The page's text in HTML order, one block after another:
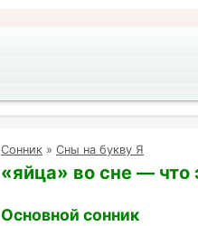
Cонник » Сны на букву Я
«яйца» во сне — что
Основной сонник